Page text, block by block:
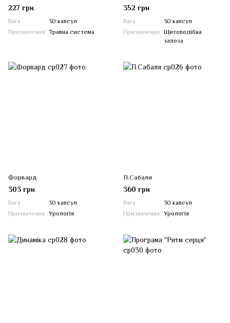
227 грн
Вага
30 капсул
Призначення Травна система
352 грн
Вага
30 капсул
Призначення Щитоподібна
залоза
Форвард
303 грн
Вага
30 капсул
Призначення Урологія
П.Сабаля
360 грн
Вага
30 капсул
Призначення Урологія